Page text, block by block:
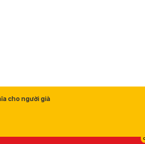
cho người già
0